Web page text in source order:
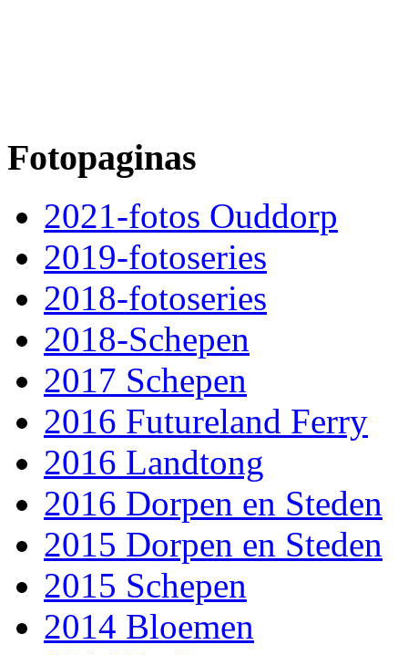
Fotopaginas
2021-fotos Ouddorp
2019-fotoseries
2018-fotoseries
2018-Schepen
2017 Schepen
2016 Futureland Ferry
2016 Landtong
2016 Dorpen en Steden
2015 Dorpen en Steden
2015 Schepen
2014 Bloemen